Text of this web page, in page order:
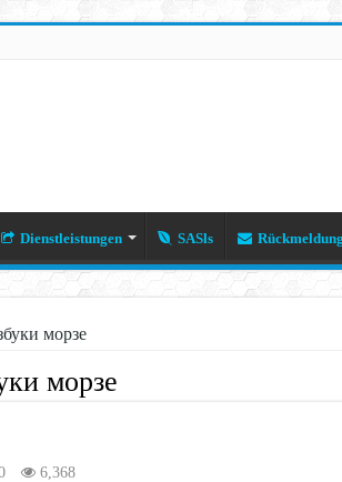
Dienstleistungen SASls Rückmeldung
морзе
морзе
6,368